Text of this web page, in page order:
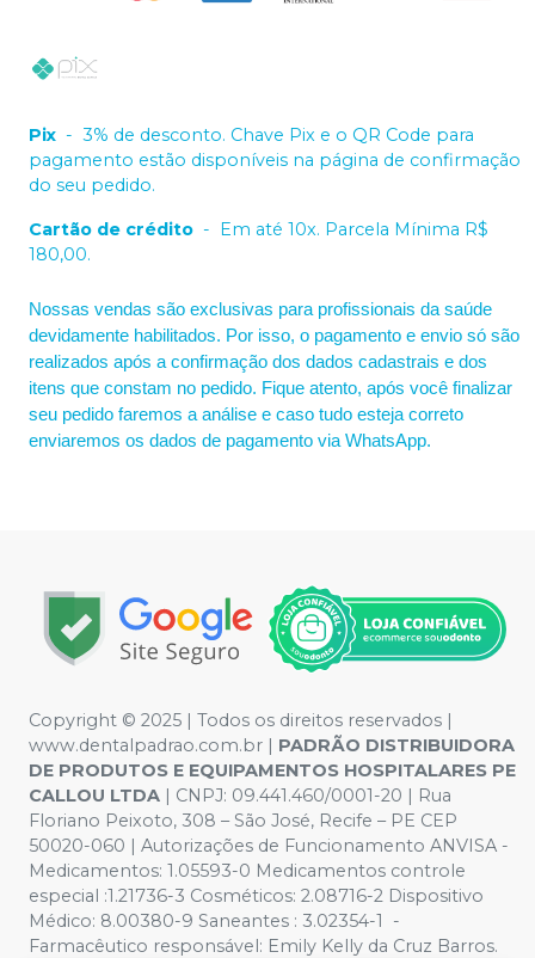
Pix - 3% de desconto. Chave Pix e o QR Code para
pagamento estão disponíveis na página de confirmação
do seu pedido.
Cartão de crédito - Em até 10x. Parcela Mínima R$
180,00.
Nossas vendas são exclusivas para profissionais da saúde
devidamente habilitados. Por isso, o pagamento e envio só são
realizados após a confirmação dos dados cadastrais e dos
itens que constam no pedido. Fique atento, após você finalizar
seu pedido faremos a análise e caso tudo esteja correto
enviaremos os dados de pagamento via WhatsApp.
Copyright © 2025 | Todos os direitos reservados |
www.dentalpadrao.com.br | PADRÃO DISTRIBUIDORA
DE PRODUTOS E EQUIPAMENTOS HOSPITALARES PE
CALLOU LTDA | CNPJ: 09.441.460/0001-20 | Rua
Floriano Peixoto, 308 – São José, Recife – PE CEP
50020-060 | Autorizações de Funcionamento ANVISA -
Medicamentos: 1.05593-0 Medicamentos controle
especial :1.21736-3 Cosméticos: 2.08716-2 Dispositivo
Médico: 8.00380-9 Saneantes : 3.02354-1 -
Farmacêutico responsável: Emily Kelly da Cruz Barros.